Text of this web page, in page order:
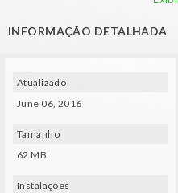
Spec Techs:
INFORMAÇÃO DETALHADA
Atualizado
June 06, 2016
Tamanho
62 MB
Instalações